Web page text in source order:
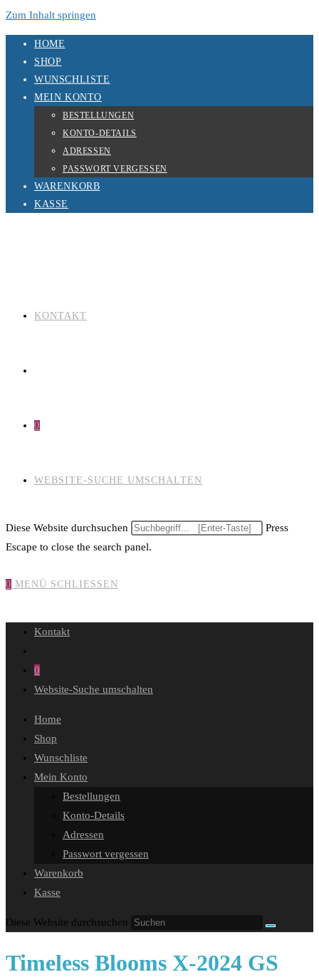
Zum Inhalt springen
HOME
SHOP
WUNSCHLISTE
MEIN KONTO
BESTELLUNGEN
KONTO-DETAILS
ADRESSEN
PASSWORT VERGESSEN
WARENKORB
KASSE
KONTAKT
0
WEBSITE-SUCHE UMSCHALTEN
Diese Website durchsuchen
Press
Escape to close the search panel.
0 MENÜ SCHLIESSEN
Kontakt
0
Website-Suche umschalten
Home
Shop
Wunschliste
Mein Konto
Bestellungen
Konto-Details
Adressen
Passwort vergessen
Warenkorb
Kasse
Diese Website durchsuchen
Timeless Blooms X-2024 GS